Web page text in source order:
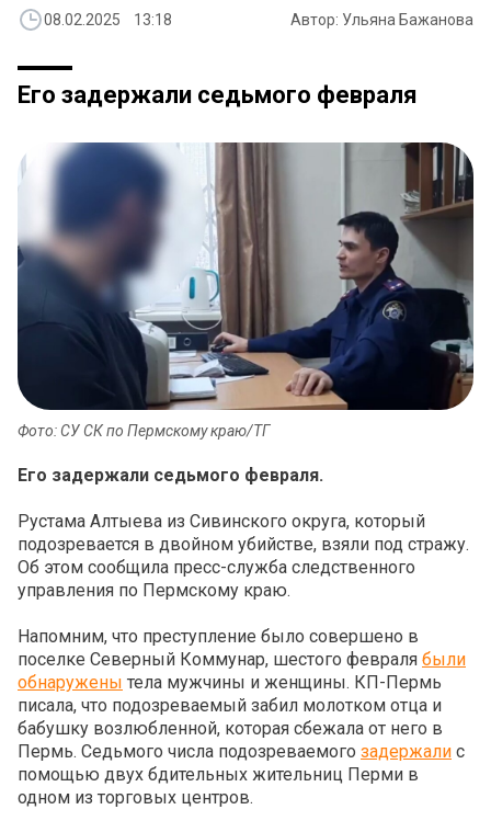
08.02.2025 13:18 Автор: Ульяна Бажанова
Его задержали седьмого февраля
Фото: СУ СК по Пермскому краю/ТГ
Его задержали седьмого февраля.
Рустама Алтыева из Сивинского округа, который
подозревается в двойном убийстве, взяли под стражу.
Об этом сообщила пресс-служба следственного
управления по Пермскому краю.
Напомним, что преступление было совершено в
поселке Северный Коммунар, шестого февраля были
обнаружены тела мужчины и женщины. КП-Пермь
писала, что подозреваемый забил молотком отца и
бабушку возлюбленной, которая сбежала от него в
Пермь. Седьмого числа подозреваемого задержали с
помощью двух бдительных жительниц Перми в
одном из торговых центров.